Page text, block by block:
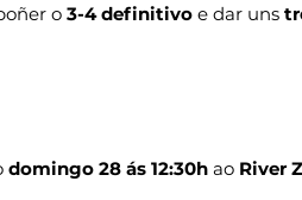
o 3-4 definitivo e dar uns
domingo 28 ás 12:30h ao River